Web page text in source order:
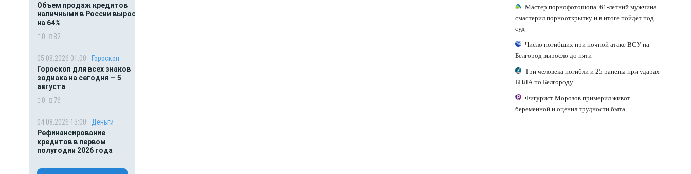
Объем продаж кредитов
наличными в России вырос
на 64%
0
82
05.08.2026 01:00
Гороскоп
Гороскоп для всех знаков
зодиака на сегодня — 5
августа
0
76
04.08.2026 15:00
Деньги
Рефинансирование
кредитов в первом
полугодии 2026 года
Мастер порнофотошопа. 61-летний мужчина
смастерил порнооткрытку и в итоге пойдёт под
суд
Число погибших при ночной атаке ВСУ на
Белгород выросло до пяти
Три человека погибли и 25 ранены при ударах
БПЛА по Белгороду
Фигурист Морозов примерил живот
беременной и оценил трудности быта